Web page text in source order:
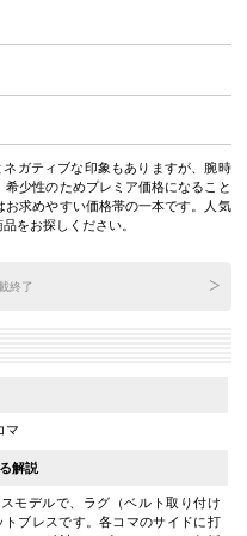
ガティブな印象もありますが、腕時
少性のためプレミア価格になること
求めやすい価格帯の一本です。人気
をお探しください。
終了
マ
解説
モデルで、ラグ（ベルト取り付け
ブレスです。各コマのサイドに打